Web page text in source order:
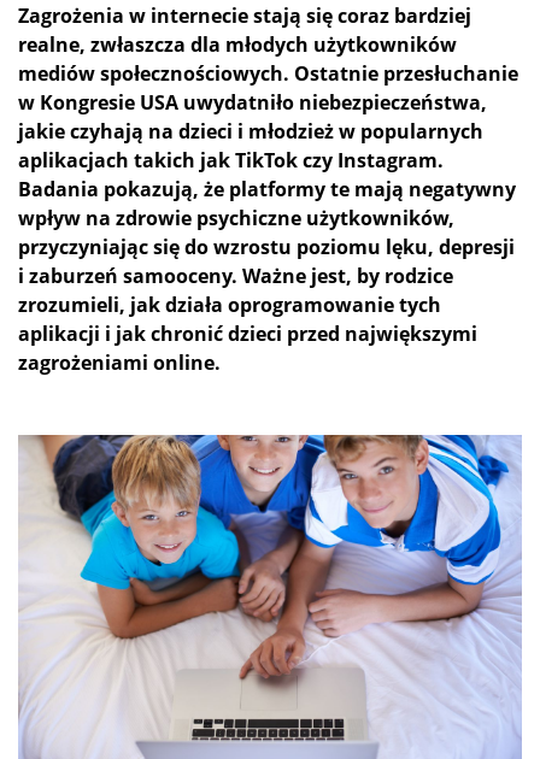
Zagrożenia w internecie stają się coraz bardziej
realne, zwłaszcza dla młodych użytkowników
mediów społecznościowych. Ostatnie przesłuchanie
w Kongresie USA uwydatniło niebezpieczeństwa,
jakie czyhają na dzieci i młodzież w popularnych
aplikacjach takich jak TikTok czy Instagram.
Badania pokazują, że platformy te mają negatywny
wpływ na zdrowie psychiczne użytkowników,
przyczyniając się do wzrostu poziomu lęku, depresji
i zaburzeń samooceny. Ważne jest, by rodzice
zrozumieli, jak działa oprogramowanie tych
aplikacji i jak chronić dzieci przed największymi
zagrożeniami online.